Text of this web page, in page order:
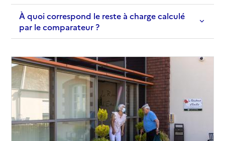
03 84 64 60 41
Contact
Site internet
Rapport HAS
Voir les prix et prestations
Source des données : Finess n° 700781768
Mis à jour le : 24/02/2026
EHPAD Les Capucins
Adresse
1 rue du Faubourg des Capucins
70100-Gray
À quoi correspond le reste à charge calculé
par le comparateur ?